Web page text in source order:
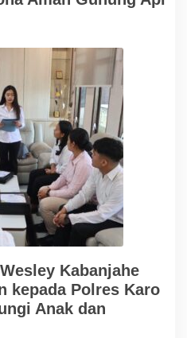
Kabanjahe
kepada Polres Karo
Anak dan